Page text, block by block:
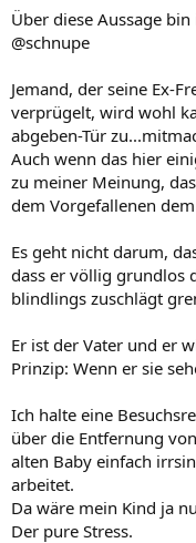
Über diese Aussage
@schnupe
Jemand, der seine Ex-
verprügelt, wird wohl
abgeben-Tür
Auch wenn das hier
zu meiner Meinung,
dem Vorgefallenen
Es geht nicht darum,
dass er völlig grundlos
blindlings zuschlägt
Er ist der Vater und er
Prinzip: Wenn er sie
Ich halte eine
über die Entfernung
alten Baby einfach
arbeitet.
Da wäre mein Kind ja
Der pure Stress.